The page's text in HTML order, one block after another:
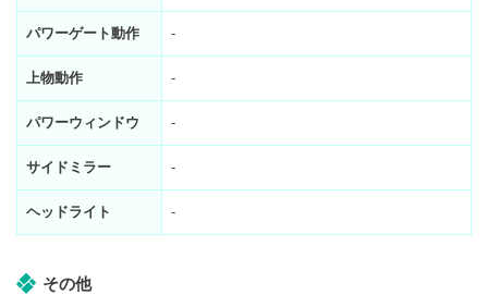
パワーゲート動作 -
上物動作 -
パワーウィンドウ -
サイドミラー -
ヘッドライト -
その他